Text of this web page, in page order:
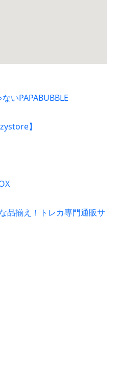
いPAPABUBBLE
】
品揃え！トレカ専門通販サ